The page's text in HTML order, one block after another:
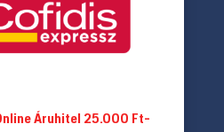
Áruhitel 25.000 Ft-